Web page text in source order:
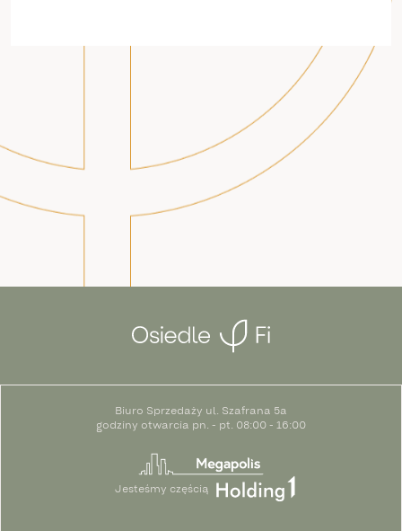
Biuro Sprzedaży ul. Szafrana 5a
godziny otwarcia pn. - pt. 08:00 - 16:00
Jesteśmy częścią